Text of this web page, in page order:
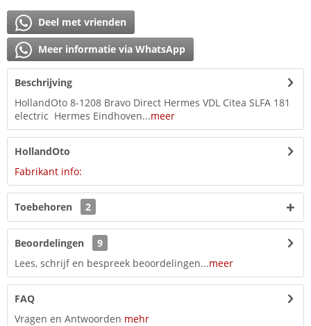
Deel met vrienden
Meer informatie via WhatsApp
Beschrijving
HollandOto 8-1208 Bravo Direct Hermes VDL Citea SLFA 181
electric Hermes Eindhoven...meer
HollandOto
Fabrikant info:
Toebehoren 2
Beoordelingen
9
Lees, schrijf en bespreek beoordelingen...meer
FAQ
Vragen en Antwoorden mehr